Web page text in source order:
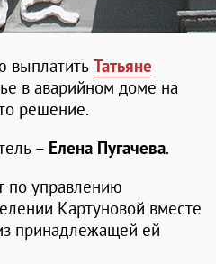
выплатить Татьяне
в аварийном доме на
решение.
– Елена Пугачева.
по управлению
Картуновой вместе
принадлежащей ей